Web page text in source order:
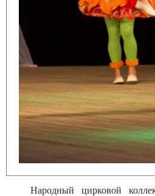
Приднестровской
Народный цирковой
Слободзейского
Приднестровской
Казавчинская;
Образцовый эстрадно-
творчества с. Чобручи,
Владимирович;
Образцовый цирковой
Молдавской Республики
Народный цирковой